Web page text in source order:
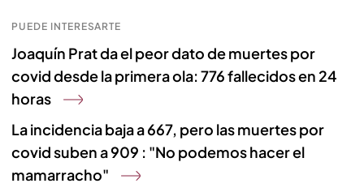
PUEDE INTERESARTE
Joaquín Prat da el peor dato de muertes por
covid desde la primera ola: 776 fallecidos en 24
horas
La incidencia baja a 667, pero las muertes por
covid suben a 909 : "No podemos hacer el
mamarracho"